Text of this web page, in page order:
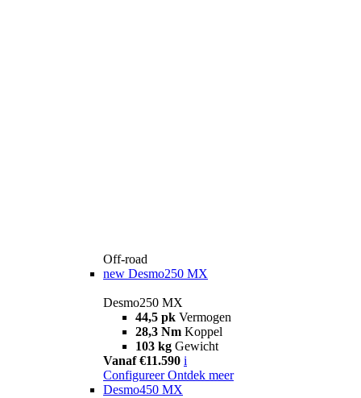
Off-road
new Desmo250 MX
Desmo250 MX
44,5 pk Vermogen
28,3 Nm Koppel
103 kg Gewicht
Vanaf €11.590 i
Configureer Ontdek meer
Desmo450 MX